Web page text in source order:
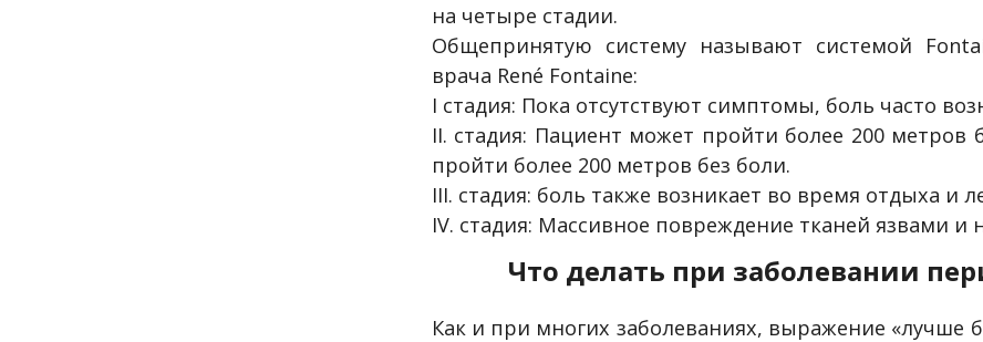
на четыре стадии.
Общепринятую систему называют системой
врача René Fontaine:
I стадия: Пока отсутствуют симптомы, боль часто
II. стадия: Пациент может пройти более 200 метров
пройти более 200 метров без боли.
III. стадия: боль также возникает во время отдыха и
IV. стадия: Массивное повреждение тканей язвами и
Что делать при заболевании
Как и при многих заболеваниях, выражение «лучше